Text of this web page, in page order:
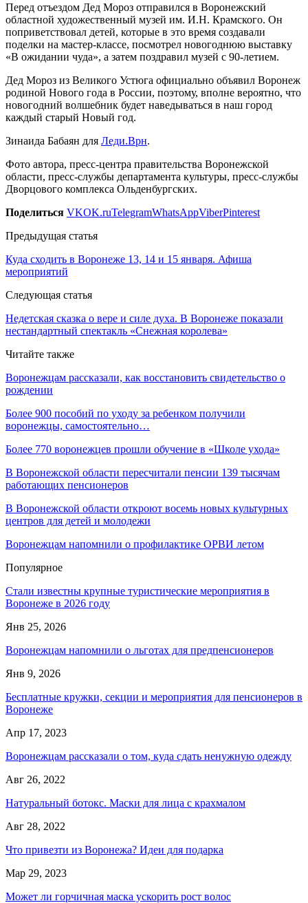
Перед отъездом Дед Мороз отправился в Воронежский
областной художественный музей им. И.Н. Крамского. Он
поприветствовал детей, которые в это время создавали
поделки на мастер-классе, посмотрел новогоднюю выставку
«В ожидании чуда», а затем поздравил музей с 90-летием.
Дед Мороз из Великого Устюга официально объявил Воронеж
родиной Нового года в России, поэтому, вполне вероятно, что
новогодний волшебник будет наведываться в наш город
каждый старый Новый год.
Зинаида Бабаян для Леди.Врн.
Фото автора, пресс-центра правительства Воронежской
области, пресс-службы департамента культуры, пресс-службы
Дворцового комплекса Ольденбургских.
Поделиться VKOK.ruTelegramWhatsAppViberPinterest
Предыдущая статья
Куда сходить в Воронеже 13, 14 и 15 января. Афиша
мероприятий
Следующая статья
Недетская сказка о вере и силе духа. В Воронеже показали
нестандартный спектакль «Снежная королева»
Читайте также
Воронежцам рассказали, как восстановить свидетельство о
рождении
Более 900 пособий по уходу за ребенком получили
воронежцы, самостоятельно…
Более 770 воронежцев прошли обучение в «Школе ухода»
В Воронежской области пересчитали пенсии 139 тысячам
работающих пенсионеров
В Воронежской области откроют восемь новых культурных
центров для детей и молодежи
Воронежцам напомнили о профилактике ОРВИ летом
Популярное
Стали известны крупные туристические мероприятия в
Воронеже в 2026 году
Янв 25, 2026
Воронежцам напомнили о льготах для предпенсионеров
Янв 9, 2026
Бесплатные кружки, секции и мероприятия для пенсионеров в
Воронеже
Апр 17, 2023
Воронежцам рассказали о том, куда сдать ненужную одежду
Авг 26, 2022
Натуральный ботокс. Маски для лица с крахмалом
Авг 28, 2022
Что привезти из Воронежа? Идеи для подарка
Мар 29, 2023
Может ли горчичная маска ускорить рост волос